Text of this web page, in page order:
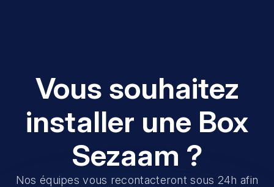
Vous souhaitez
installer une Box
Sezaam ?
Nos équipes vous recontacteront sous 24h afin